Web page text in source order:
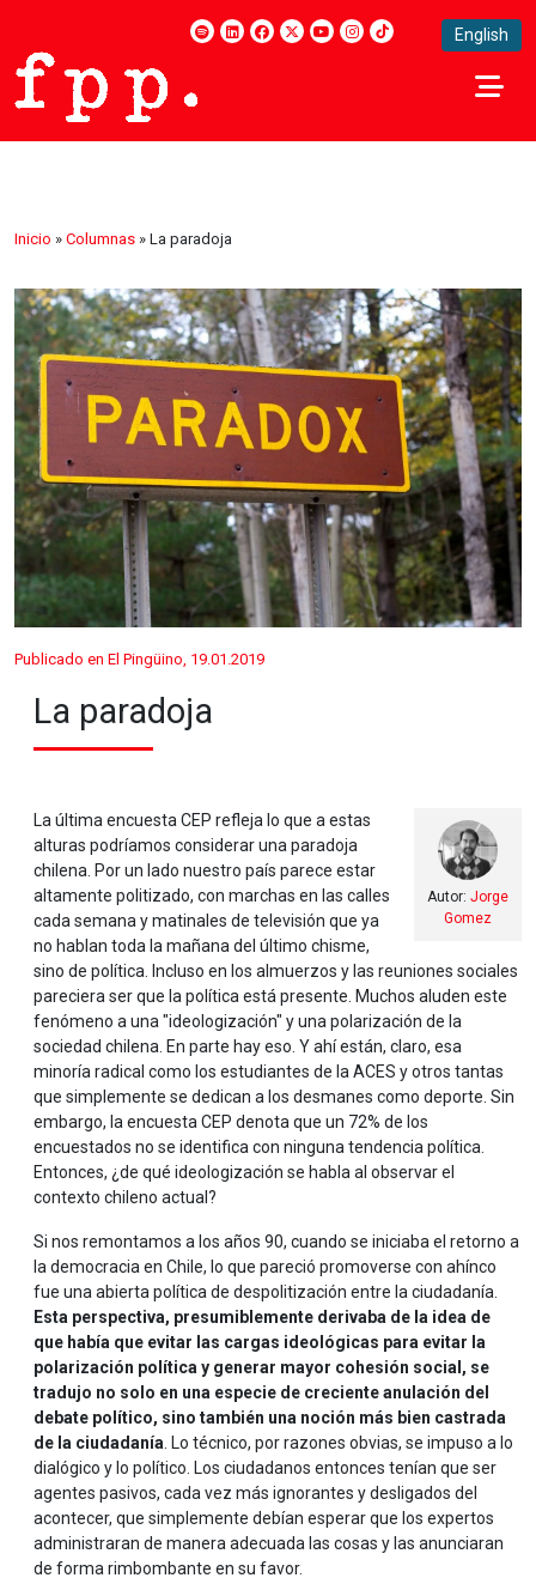
English
Inicio » Columnas » La paradoja
Publicado en El Pingüino, 19.01.2019
La paradoja
Autor: Jorge
Gomez
La última encuesta CEP refleja lo que a estas
alturas podríamos considerar una paradoja
chilena. Por un lado nuestro país parece estar
altamente politizado, con marchas en las calles
cada semana y matinales de televisión que ya
no hablan toda la mañana del último chisme,
sino de política. Incluso en los almuerzos y las reuniones sociales
pareciera ser que la política está presente. Muchos aluden este
fenómeno a una "ideologización" y una polarización de la
sociedad chilena. En parte hay eso. Y ahí están, claro, esa
minoría radical como los estudiantes de la ACES y otros tantas
que simplemente se dedican a los desmanes como deporte. Sin
embargo, la encuesta CEP denota que un 72% de los
encuestados no se identifica con ninguna tendencia política.
Entonces, ¿de qué ideologización se habla al observar el
contexto chileno actual?
Si nos remontamos a los años 90, cuando se iniciaba el retorno a
la democracia en Chile, lo que pareció promoverse con ahínco
fue una abierta política de despolitización entre la ciudadanía.
Esta perspectiva, presumiblemente derivaba de la idea de
que había que evitar las cargas ideológicas para evitar la
polarización política y generar mayor cohesión social, se
tradujo no solo en una especie de creciente anulación del
debate político, sino también una noción más bien castrada
de la ciudadanía . Lo técnico, por razones obvias, se impuso a lo
dialógico y lo político. Los ciudadanos entonces tenían que ser
agentes pasivos, cada vez más ignorantes y desligados del
acontecer, que simplemente debían esperar que los expertos
administraran de manera adecuada las cosas y las anunciaran
de forma rimbombante en su favor.